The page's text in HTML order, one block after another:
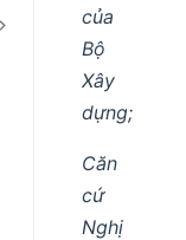
window
của
Bộ
Xây
dựng;
Căn
cứ
Nghị